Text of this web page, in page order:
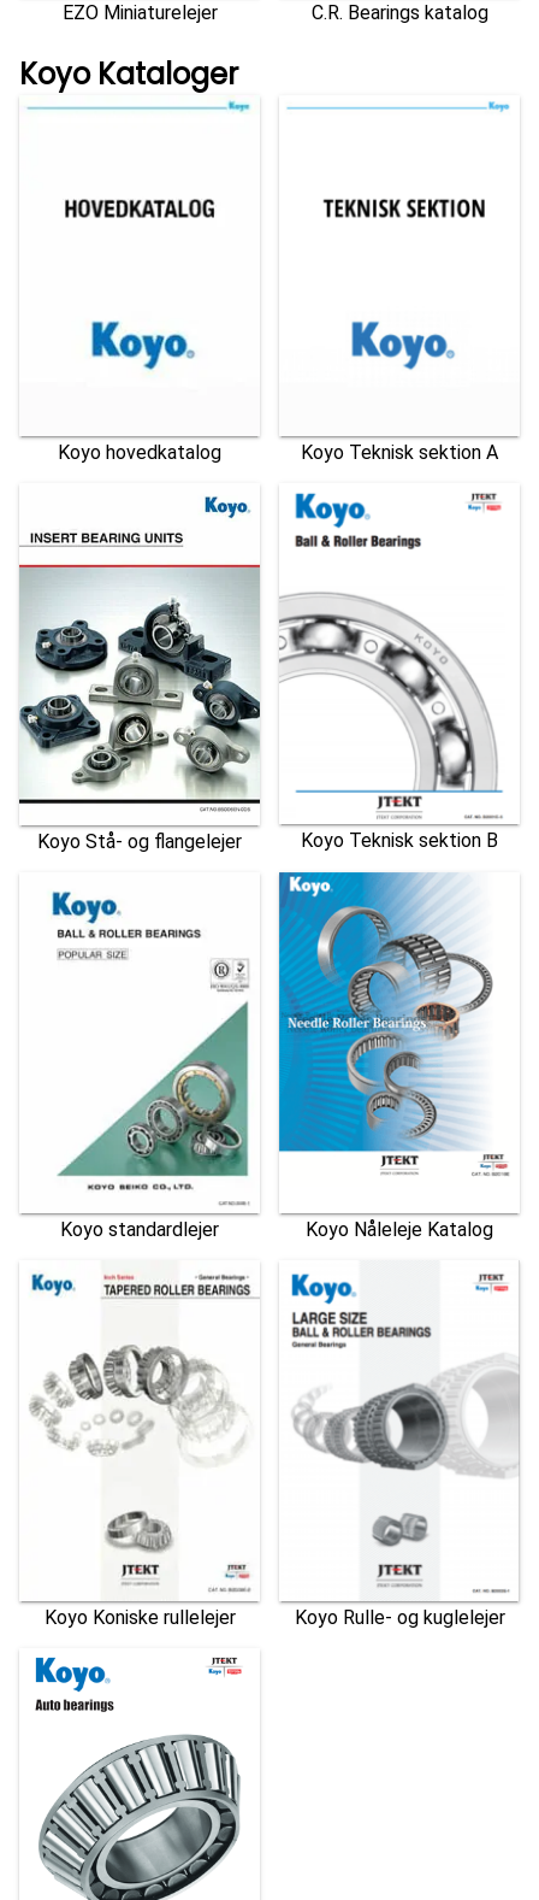
EZO Miniaturelejer C.R. Bearings katalog
Koyo Kataloger
Koyo hovedkatalog Koyo Teknisk sektion A
Koyo Stå- og flangelejer Koyo Teknisk sektion B
Koyo standardlejer Koyo Nåleleje Katalog
Koyo Koniske rullelejer Koyo Rulle- og kuglelejer